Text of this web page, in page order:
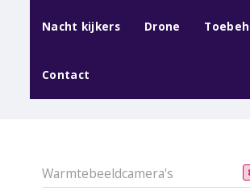
Nacht kijkers Drone
Contact
Warmtebeeldcamera's